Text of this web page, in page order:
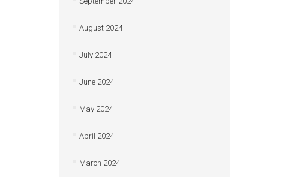
August 2024
July 2024
June 2024
May 2024
April 2024
March 2024